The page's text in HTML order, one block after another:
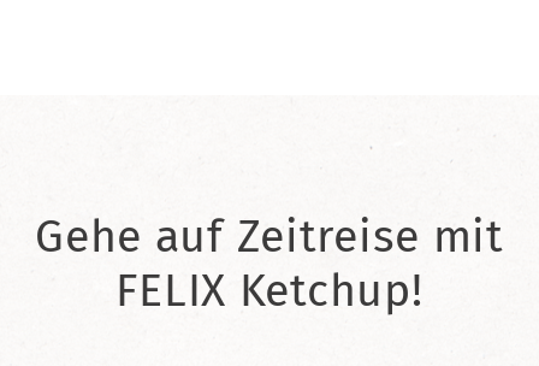
Gehe auf Zeitreise mit
FELIX Ketchup!